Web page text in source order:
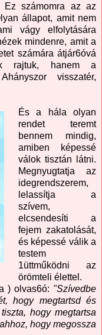
Ez számomra az az
állapot, amit nem
vágy elfolytására
mindenre, amit a
számára átjár6óvá
rajtuk, hanem a
visszatér,
És a hála olyan
rendet teremt
bennem mindig,
amiben képessé
válok tisztán látni.
Megnyugtatja az
idegrendszerem,
lelassítja a
szívem,
elcsendesíti a
fejem zakatolását,
és képessé válik a
testem
1üttműködni az
örömteli élettel.
) olvas6ó: "Szívedbe
hogy megtartsd és
hogy megtartsa
hogy megossza